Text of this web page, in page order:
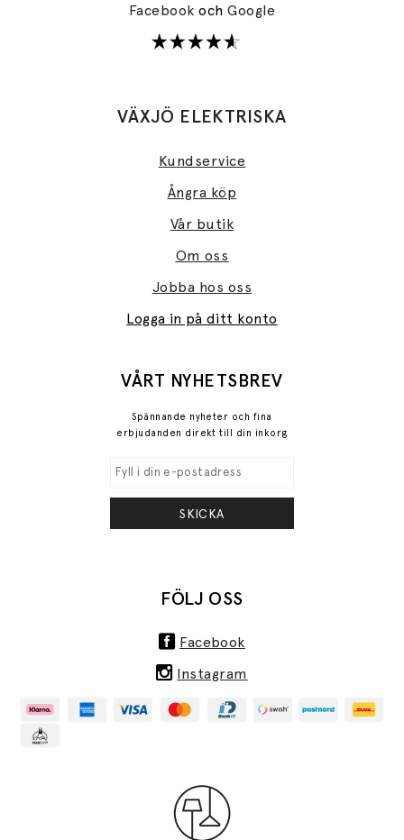
FacebookochGoogle
VÄXJÖ ELEKTRISKA
Kundservice
Ångra köp
Vår butik
Om oss
Jobba hos oss
Logga in på ditt konto
VÅRT NYHETSBREV
Spännande nyheter och fina
erbjudanden direkt till din inkorg
SKICKA
FÖLJ OSS
Facebook
Instagram